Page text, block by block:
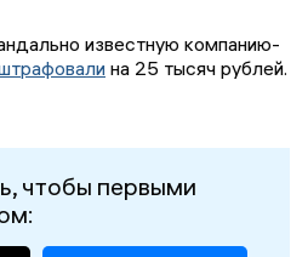
известную компанию-
на 25 тысяч рублей.
чтобы первыми